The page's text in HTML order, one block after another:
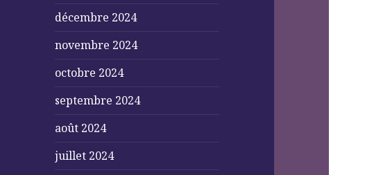
décembre 2024
novembre 2024
octobre 2024
septembre 2024
août 2024
juillet 2024